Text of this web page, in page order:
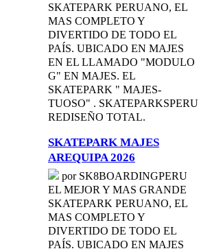
SKATEPARK PERUANO, EL
MAS COMPLETO Y
DIVERTIDO DE TODO EL
PAÍS. UBICADO EN MAJES
EN EL LLAMADO "MODULO
G" EN MAJES. EL
SKATEPARK " MAJES-
TUOSO" . SKATEPARKSPERU
REDISEÑO TOTAL.
SKATEPARK MAJES
AREQUIPA 2026
por SK8BOARDINGPERU
EL MEJOR Y MAS GRANDE
SKATEPARK PERUANO, EL
MAS COMPLETO Y
DIVERTIDO DE TODO EL
PAÍS. UBICADO EN MAJES